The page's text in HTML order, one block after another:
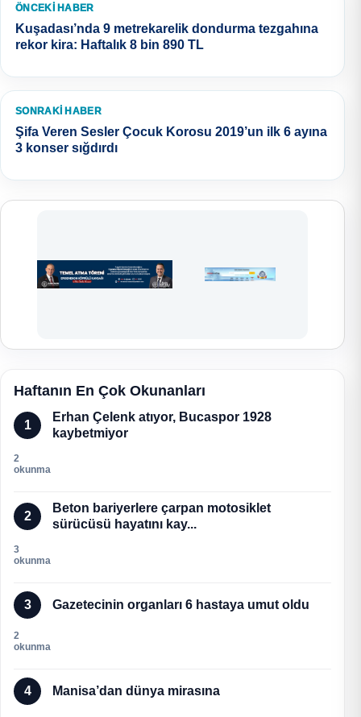
ÖNCEKI HABER
Kuşadası’nda 9 metrekarelik dondurma tezgahına
rekor kira: Haftalık 8 bin 890 TL
SONRAKI HABER
Şifa Veren Sesler Çocuk Korosu 2019’un ilk 6 ayına
3 konser sığdırdı
Haftanın En Çok Okunanları
1
Erhan Çelenk atıyor, Bucaspor 1928
kaybetmiyor
2
okunma
2
Beton bariyerlere çarpan motosiklet
sürücüsü hayatını kay...
3
okunma
3 Gazetecinin organları 6 hastaya umut oldu
2
okunma
4 Manisa’dan dünya mirasına